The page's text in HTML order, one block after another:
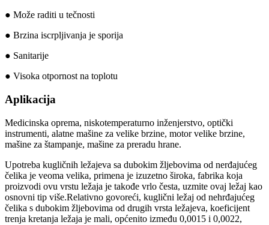
● Može raditi u tečnosti
● Brzina iscrpljivanja je sporija
● Sanitarije
● Visoka otpornost na toplotu
Aplikacija
Medicinska oprema, niskotemperaturno inženjerstvo, optički
instrumenti, alatne mašine za velike brzine, motor velike brzine,
mašine za štampanje, mašine za preradu hrane.
Upotreba kugličnih ležajeva sa dubokim žljebovima od nerđajućeg
čelika je veoma velika, primena je izuzetno široka, fabrika koja
proizvodi ovu vrstu ležaja je takođe vrlo česta, uzmite ovaj ležaj kao
osnovni tip više.Relativno govoreći, kuglični ležaj od nehrđajućeg
čelika s dubokim žljebovima od drugih vrsta ležajeva, koeficijent
trenja kretanja ležaja je mali, općenito između 0,0015 i 0,0022,